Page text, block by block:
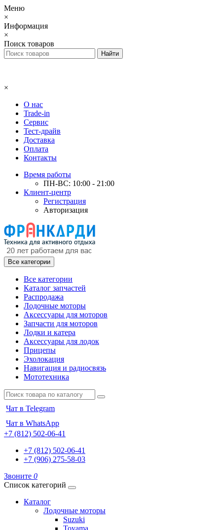
Меню
×
Информация
×
Поиск товаров
×
О нас
Trade-in
Сервис
Тест-драйв
Доставка
Оплата
Контакты
Время работы
ПН-ВС: 10:00 - 21:00
Клиент-центр
Регистрация
Авторизация
Все категории
Все категории
Каталог запчастей
Распродажа
Лодочные моторы
Аксессуары для моторов
Запчасти для моторов
Лодки и катера
Аксессуары для лодок
Прицепы
Эхолокация
Навигация и радиосвязь
Мототехника
Чат в Telegram
Чат в WhatsApp
+7 (812) 502-06-41
+7 (812) 502-06-41
+7 (906) 275-58-03
Звоните 0
Список категорий
Каталог
Лодочные моторы
Suzuki
Toyama